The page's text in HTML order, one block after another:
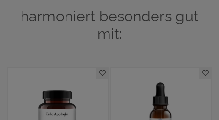
harmoniert besonders gut
mit: